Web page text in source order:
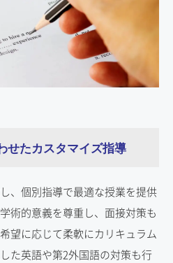
せたカスタマイズ指導
、個別指導で最適な授業を提供
術的意義を尊重し、面接対策も
望に応じて柔軟にカリキュラム
た英語や第2外国語の対策も行